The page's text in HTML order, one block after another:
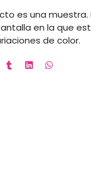
es una
en la que
de color.